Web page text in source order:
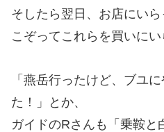
そしたら翌日、お店にい
こぞってこれらを買いにい
「燕岳行ったけど、ブユ
た！」とか、
ガイドのRさんも「乗鞍と